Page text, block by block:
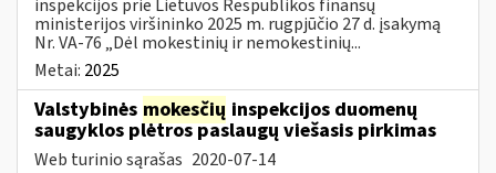
inspekcijos prie Lietuvos Respublikos finansų
ministerijos viršininko 2025 m. rugpjūčio 27 d. įsakymą
Nr. VA-76 „Dėl mokestinių ir nemokestinių...
Metai: 2025
Valstybinės mokesčių inspekcijos duomenų
saugyklos plėtros paslaugų viešasis pirkimas
Web turinio sąrašas 2020-07-14